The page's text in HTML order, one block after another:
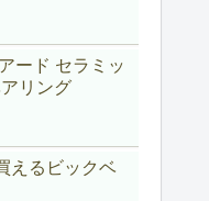
ード セラミッ
リング
えるビックベ